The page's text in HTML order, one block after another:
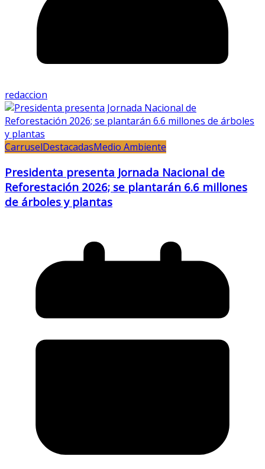
redaccion
CarruselDestacadasMedio Ambiente
Presidenta presenta Jornada Nacional de
Reforestación 2026; se plantarán 6.6 millones
de árboles y plantas